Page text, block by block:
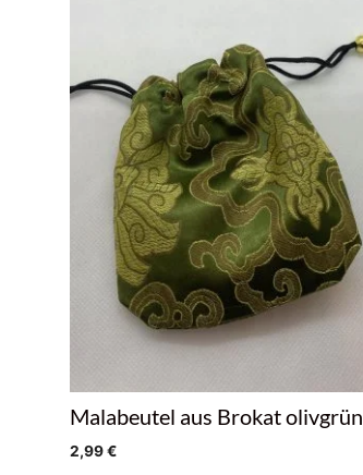
Malabeutel aus Brokat olivgrün
2,99€